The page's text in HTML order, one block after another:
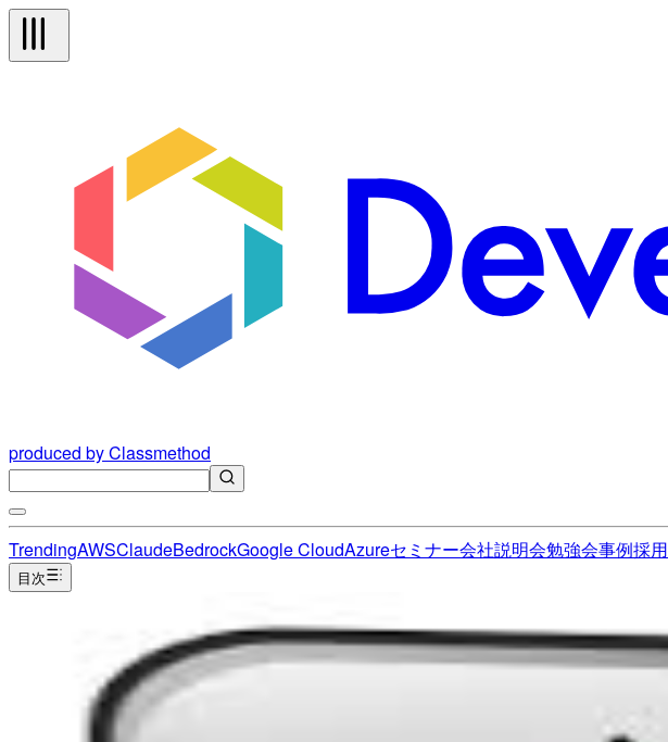
produced by Classmethod
TrendingAWSClaudeBedrockGoogle CloudAzureセミナー会社説明会勉強会事例採用
目次